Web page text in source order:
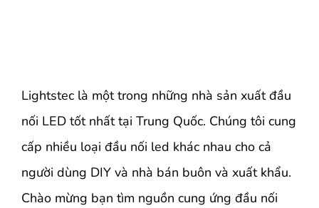
Lightstec là một trong những nhà sản xuất đầu
nối LED tốt nhất tại Trung Quốc. Chúng tôi cung
cấp nhiều loại đầu nối led khác nhau cho cả
người dùng DIY và nhà bán buôn và xuất khẩu.
Chào mừng bạn tìm nguồn cung ứng đầu nối